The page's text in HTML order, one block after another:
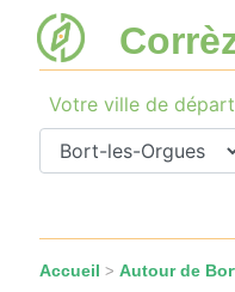
Votre ville de départ
Accueil > Autour de